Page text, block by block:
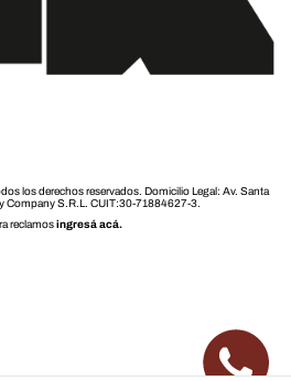
los derechos reservados.
reclamosingresá acá.